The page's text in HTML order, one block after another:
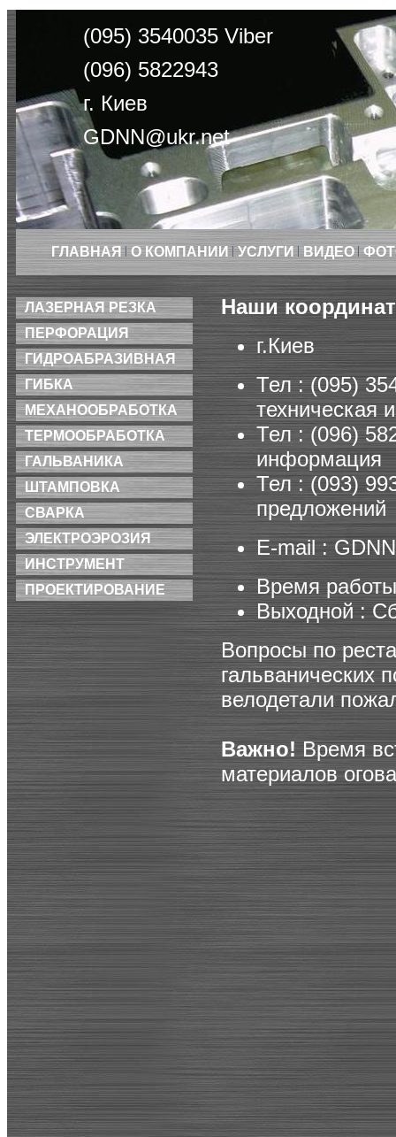
(095) 3540035 Viber
(096) 5822943
г. Киев
GDNN@ukr.net
ГЛАВНАЯ О КОМПАНИИ УСЛУГИ ВИДЕО
ЛАЗЕРНАЯ РЕЗКА
ПЕРФОРАЦИЯ
ГИДРОАБРАЗИВНАЯ
ГИБКА
МЕХАНООБРАБОТКА
ТЕРМООБРАБОТКА
ГАЛЬВАНИКА
ШТАМПОВКА
СВАРКА
ЭЛЕКТРОЭРОЗИЯ
ИНСТРУМЕНТ
ПРОЕКТИРОВАНИЕ
Наши
г.Киев
Тел : (095)
техническая
Тел : (096)
информация
Тел : (093)
предложений
E-mail :
Время
Выходной :
Вопросы по
гальванических
велодетали
Важно!Время
материалов